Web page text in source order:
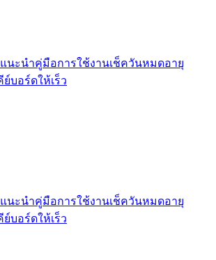
นะนำคู่มือการใช้งานเช็ควันหมดอายุ
บอร์ดให้เร็ว
นะนำคู่มือการใช้งานเช็ควันหมดอายุ
บอร์ดให้เร็ว